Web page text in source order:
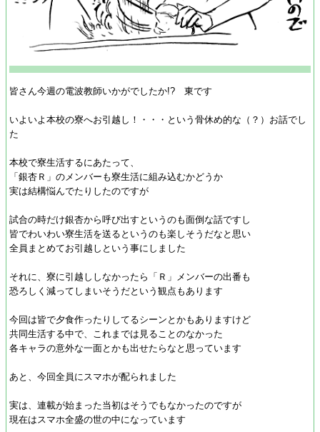
皆さん今週の電波教師いかがでしたか!? 東です
いよいよ本校の寮へお引越し！・・・という骨休め的な（？）お話でし
た
本校で寮生活するにあたって、
「銀杏Ｒ」のメンバーも寮生活に組み込むかどうか
実は結構悩んでたりしたのですが
試合の時だけ銀杏から呼び出すというのも面倒な話ですし
皆でわいわい寮生活を送るというのも楽しそうだなと思い
全員まとめてお引越しという事にしました
それに、寮に引越ししなかったら「Ｒ」メンバーの出番も
恐ろしく減ってしまいそうだという観点もあります
今回は皆で夕食作ったりしてるシーンとかもありますけど
共同生活する中で、これまでは見ることのなかった
各キャラの意外な一面とかも出せたらなと思っています
あと、今回全員にスマホが配られました
実は、連載が始まった当初はそうでもなかったのですが
現在はスマホ全盛の世の中になっています